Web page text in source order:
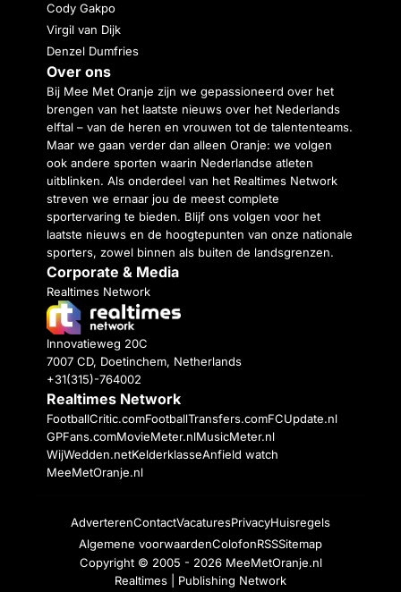
Cody Gakpo
Virgil van Dijk
Denzel Dumfries
Over ons
Bij Mee Met Oranje zijn we gepassioneerd over het
brengen van het laatste nieuws over het Nederlands
elftal – van de heren en vrouwen tot de talententeams.
Maar we gaan verder dan alleen Oranje: we volgen
ook andere sporten waarin Nederlandse atleten
uitblinken. Als onderdeel van het Realtimes Network
streven we ernaar jou de meest complete
sportervaring te bieden. Blijf ons volgen voor het
laatste nieuws en de hoogtepunten van onze nationale
sporters, zowel binnen als buiten de landsgrenzen.
Corporate & Media
Realtimes Network
Innovatieweg 20C
7007 CD, Doetinchem, Netherlands
+31(315)-764002
Realtimes Network
FootballCritic.comFootballTransfers.comFCUpdate.nl
GPFans.comMovieMeter.nlMusicMeter.nl
WijWedden.netKelderklasseAnfield watch
MeeMetOranje.nl
AdverterenContactVacaturesPrivacyHuisregels
Algemene voorwaardenColofonRSSSitemap
Copyright © 2005 - 2026 MeeMetOranje.nl
Realtimes | Publishing Network